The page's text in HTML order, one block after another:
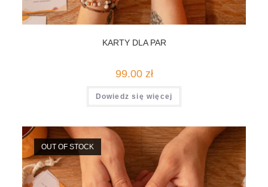
KARTY DLA PAR
99.00 zł
Dowiedz się więcej
OUT OF STOCK